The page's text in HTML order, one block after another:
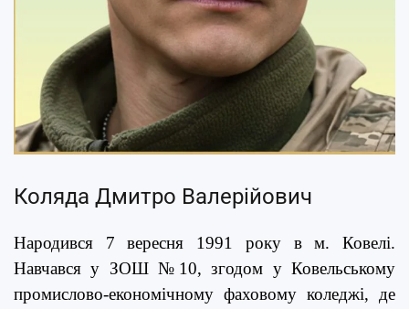
Коляда Дмитро Валерійович
Народився 7 вересня 1991 року в м. Ковелі.
Навчався у ЗОШ №10, згодом у Ковельському
промислово-економічному фаховому коледжі, де